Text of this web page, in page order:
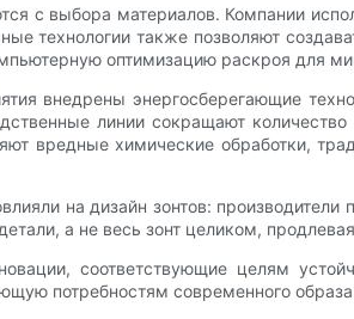
с выбора материалов. Компании
технологии также позволяют
оптимизацию раскроя для
внедрены энергосберегающие
линии сокращают
вредные химические обработки,
на дизайн зонтов:
а не весь зонт целиком,
соответствующие целям
потребностям современного